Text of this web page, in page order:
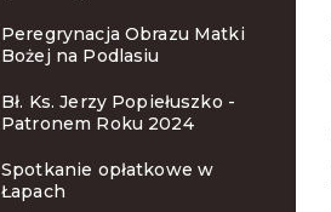
Peregrynacja Obrazu Matki
Bożej na Podlasiu
Bł. Ks. Jerzy Popiełuszko -
Patronem Roku 2024
Spotkanie opłatkowe w
Łapach